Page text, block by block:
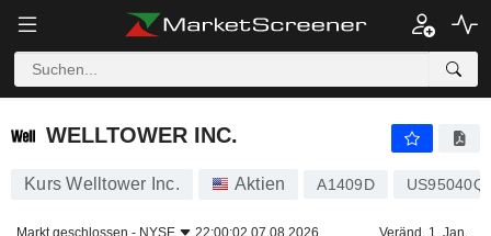
WELLTOWER INC.
WELLTOWER INC.
Kurs Welltower Inc. Aktien A1409D
Markt geschlossen - NYSE 22:00:02 07.08.2026 Veränd. 1. Jan.